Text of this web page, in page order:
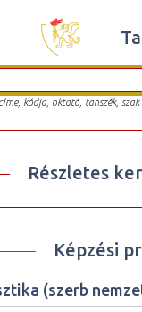
kódja, oktató, tanszék,
Részletes
Képzési
(szerb